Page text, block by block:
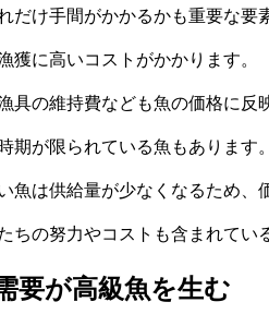
だけ手間がかかるかも重要な要
獲に高いコストがかかります。
具の維持費なども魚の価格に反
期が限られている魚もあります。
魚は供給量が少なくなるため、
ちの努力やコストも含まれてい
要が高級魚を生む